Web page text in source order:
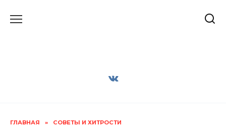
ГЛАВНАЯ » СОВЕТЫ И ХИТРОСТИ